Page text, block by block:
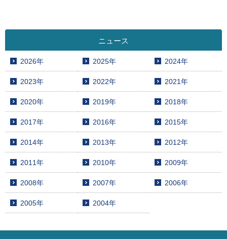
ニュース
2026年 2025年 2024年
2023年 2022年 2021年
2020年 2019年 2018年
2017年 2016年 2015年
2014年 2013年 2012年
2011年 2010年 2009年
2008年 2007年 2006年
2005年 2004年